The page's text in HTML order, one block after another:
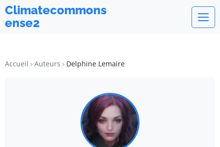
Climatecommons
ense2
Accueil Auteurs Delphine Lemaire